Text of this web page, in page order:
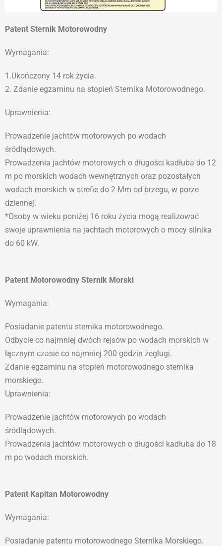
Patent Sternik Motorowodny
Wymagania:
1.Ukończony 14 rok życia.
2. Zdanie egzaminu na stopień Sternika Motorowodnego.
Uprawnienia:
Prowadzenie jachtów motorowych po wodach
śródlądowych.
Prowadzenia jachtów motorowych o długości kadłuba do 12
m po morskich wodach wewnętrznych oraz pozostałych
wodach morskich w strefie do 2 Mm od brzegu, w porze
dziennej.
*Osoby w wieku poniżej 16 roku życia mogą realizować
swoje uprawnienia na jachtach motorowych o mocy silnika
do 60 kW.
Patent Motorowodny Sternik Morski
Wymagania:
Posiadanie patentu sternika motorowodnego.
Odbycie co najmniej dwóch rejsów po wodach morskich w
łącznym czasie co najmniej 200 godzin żeglugi.
Zdanie egzaminu na stopień motorowodnego sternika
morskiego.
Uprawnienia:
Prowadzenie jachtów motorowych po wodach
śródlądowych.
Prowadzenia jachtów motorowych o długości kadłuba do 18
m po wodach morskich.
Patent Kapitan Motorowodny
Wymagania:
Posiadanie patentu motorowodnego Sternika Morskiego.